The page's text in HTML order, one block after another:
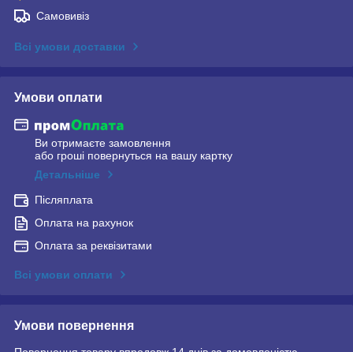
Самовивіз
Всі умови доставки
Умови оплати
Ви отримаєте замовлення
або гроші повернуться на вашу картку
Детальніше
Післяплата
Оплата на рахунок
Оплата за реквізитами
Всі умови оплати
Умови повернення